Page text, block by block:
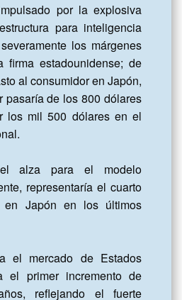
por la explosiva
para inteligencia
los márgenes
estadounidense; de
al consumidor en Japón,
pasaría de los 800 dólares
los mil 500 dólares en el
alza para el modelo
representaría el cuarto
en Japón en los últimos
el mercado de Estados
el primer incremento de
reflejando el fuerte